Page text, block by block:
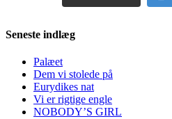
Seneste indlæg
Palæet
Dem vi stolede på
Eurydikes nat
Vi er rigtige engle
NOBODY’S GIRL